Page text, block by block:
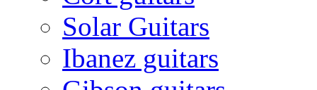
Solar Guitars
Ibanez guitars